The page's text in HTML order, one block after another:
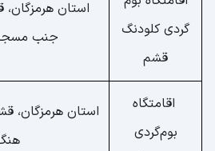
گردی کلودنگ
قشم
استان
جنب
اقامتگاه
بوم‌گردی
استان هرمزگان،